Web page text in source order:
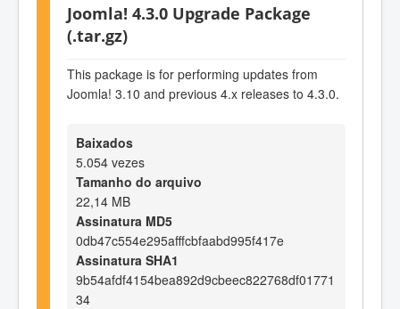
Joomla! 4.3.0 Upgrade Package
(.tar.gz)
This package is for performing updates from
Joomla! 3.10 and previous 4.x releases to 4.3.0.
Baixados
5.054 vezes
Tamanho do arquivo
22,14 MB
Assinatura MD5
0db47c554e295afffcbfaabd995f417e
Assinatura SHA1
9b54afdf4154bea892d9cbeec822768df01771
34